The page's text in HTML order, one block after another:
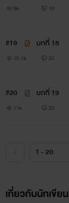
9k 18
#19 บทที่ 18
15.1k 32
#20 บทที่ 19
11k 20
เกี่ยวกับนักเขียน